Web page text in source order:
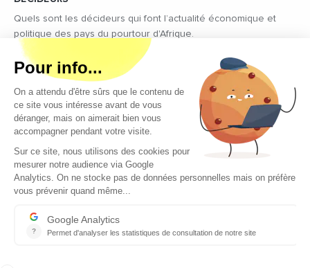
Quels sont les décideurs qui font l’actualité économique et
politique des pays du pourtour d'Afrique.
Copyright © 2026 - Tous droits réservés
Qui sommes-nous ?
Contact